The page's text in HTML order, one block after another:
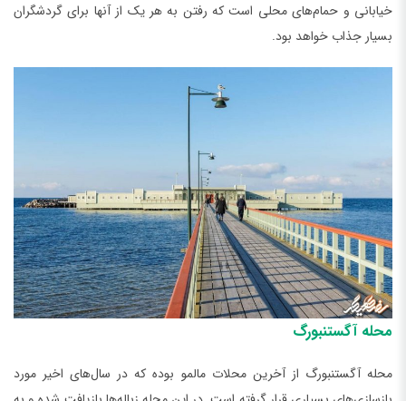
خیابانی و حمام‌های محلی است که رفتن به هر یک از آنها برای گردشگران
بسیار جذاب خواهد بود.
محله آگستنبورگ
محله آگستنبورگ از آخرین محلات مالمو بوده که در سال‌های اخیر مورد